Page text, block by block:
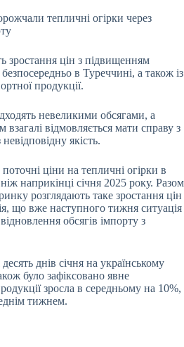
зростання цін з підвищенням
в Туреччині, а також із
продукції.
невеликими обсягами, а
відмовляється мати справу з
якість.
ціни на тепличні огірки в
наприкінці січня 2025 року. Разом
розглядають таке зростання цін
що вже наступного тижня ситуація
обсягів імпорту з
днів січня на українському
було зафіксовано явне
зросла в середньому на 10%,
тижнем.